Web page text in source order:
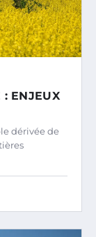
: ENJEUX
dérivée de